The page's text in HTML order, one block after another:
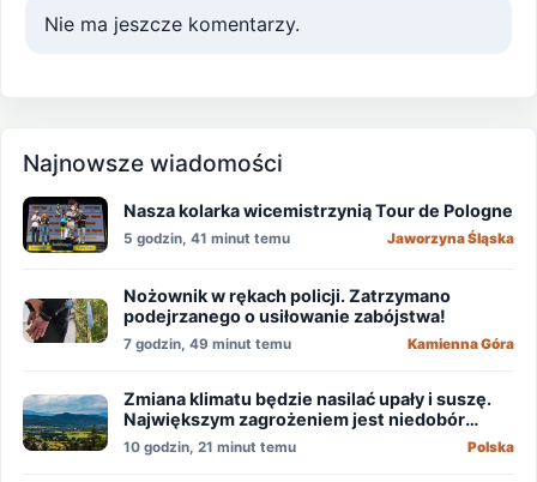
Nie ma jeszcze komentarzy.
Najnowsze wiadomości
Nasza kolarka wicemistrzynią Tour de Pologne
5 godzin, 41 minut temu Jaworzyna Śląska
Nożownik w rękach policji. Zatrzymano
podejrzanego o usiłowanie zabójstwa!
7 godzin, 49 minut temu Kamienna Góra
Zmiana klimatu będzie nasilać upały i suszę.
Największym zagrożeniem jest niedobór
wody
10 godzin, 21 minut temu Polska